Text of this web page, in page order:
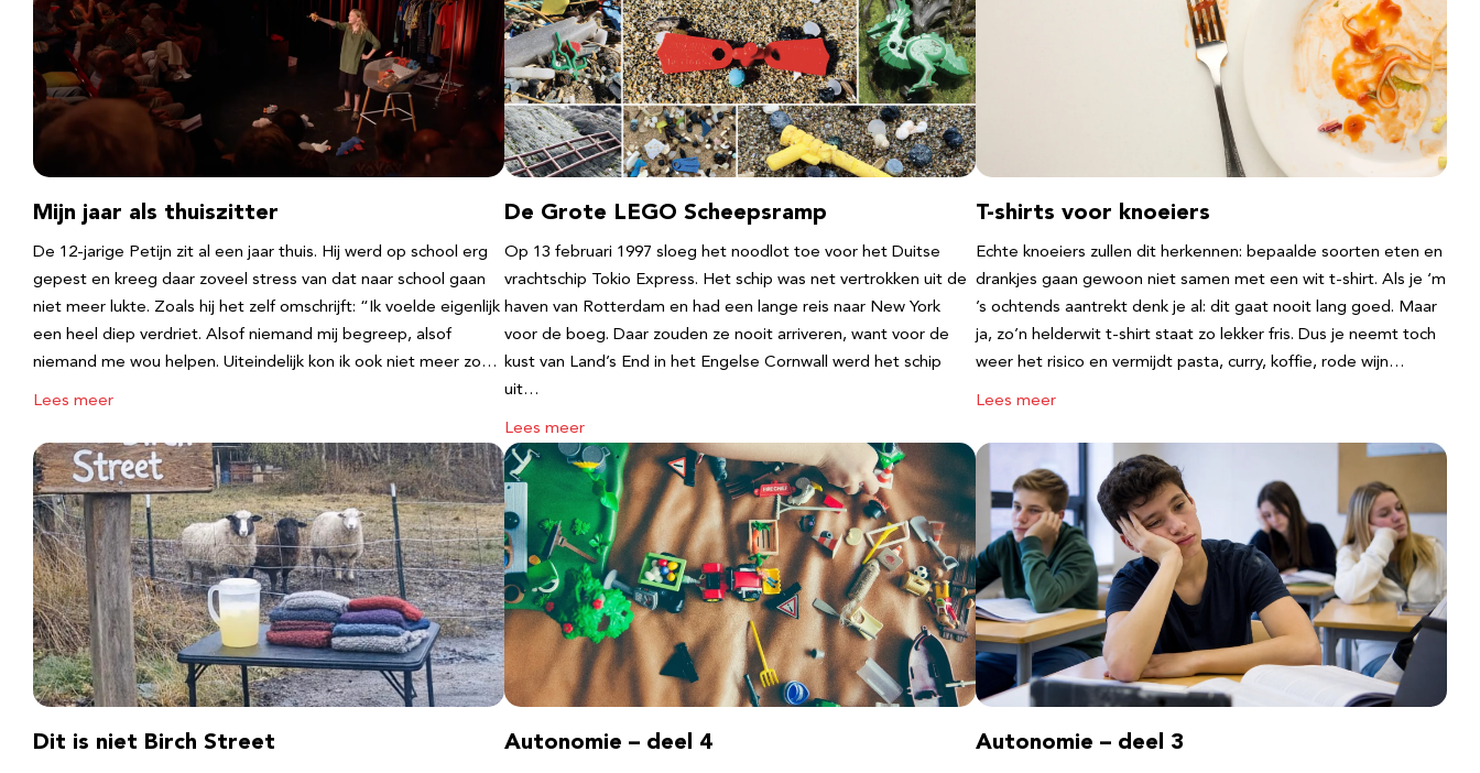
Mijn jaar als thuiszitter
De 12-jarige Petijn zit al een jaar thuis. Hij werd op school erg
gepest en kreeg daar zoveel stress van dat naar school gaan
niet meer lukte. Zoals hij het zelf omschrijft: “Ik voelde eigenlijk
een heel diep verdriet. Alsof niemand mij begreep, alsof
niemand me wou helpen. Uiteindelijk kon ik ook niet meer zo…
Lees meer
De Grote LEGO Scheepsramp
Op 13 februari 1997 sloeg het noodlot toe voor het Duitse
vrachtschip Tokio Express. Het schip was net vertrokken uit de
haven van Rotterdam en had een lange reis naar New York
voor de boeg. Daar zouden ze nooit arriveren, want voor de
kust van Land’s End in het Engelse Cornwall werd het schip
uit…
Lees meer
T-shirts voor knoeiers
Echte knoeiers zullen dit herkennen: bepaalde soorten eten en
drankjes gaan gewoon niet samen met een wit t-shirt. Als je ‘m
’s ochtends aantrekt denk je al: dit gaat nooit lang goed. Maar
ja, zo’n helderwit t-shirt staat zo lekker fris. Dus je neemt toch
weer het risico en vermijdt pasta, curry, koffie, rode wijn…
Lees meer
Dit is niet Birch Street Autonomie – deel 4 Autonomie – deel 3